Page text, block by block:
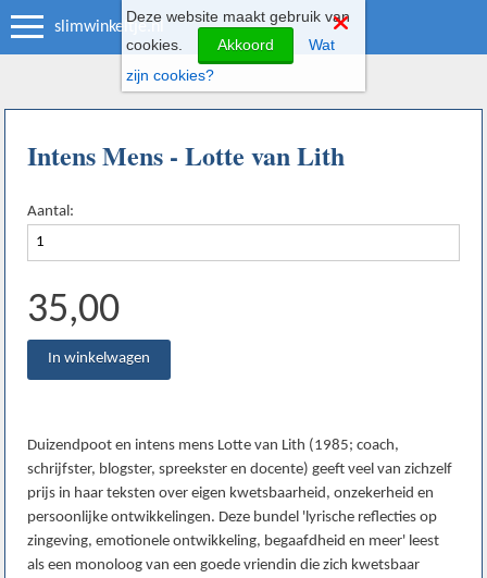
slimwinkeltje.nl
Intens Mens - Lotte van Lith
Aantal:
35,00
Duizendpoot en intens mens Lotte van Lith (1985; coach,
schrijfster, blogster, spreekster en docente) geeft veel van zichzelf
prijs in haar teksten over eigen kwetsbaarheid, onzekerheid en
persoonlijke ontwikkelingen. Deze bundel 'lyrische reflecties op
zingeving, emotionele ontwikkeling, begaafdheid en meer' leest
als een monoloog van een goede vriendin die zich kwetsbaar
Deze website maakt gebruik van
cookies.
Akkoord
Wat
zijn cookies?